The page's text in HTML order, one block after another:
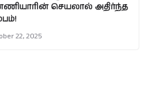
செயலால் அதிர்ந்த
22, 2025